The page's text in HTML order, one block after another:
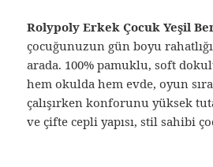
Rolypoly Erkek Çocuk Yeşil
çocuğunuzun gün boyu
arada. 100% pamuklu, soft
hem okulda hem evde, oyun
çalışırken konforunu yüksek
ve çifte cepli yapısı, stil sahibi